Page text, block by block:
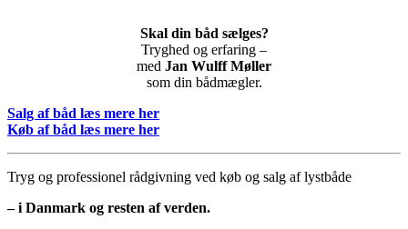
Skal din båd sælges?
Tryghed og erfaring –
med Jan Wulff Møller
som din bådmægler.
Salg af båd læs mere her
Køb af båd læs mere her
Tryg og professionel rådgivning ved køb og salg af lystbåde
– i Danmark og resten af verden.